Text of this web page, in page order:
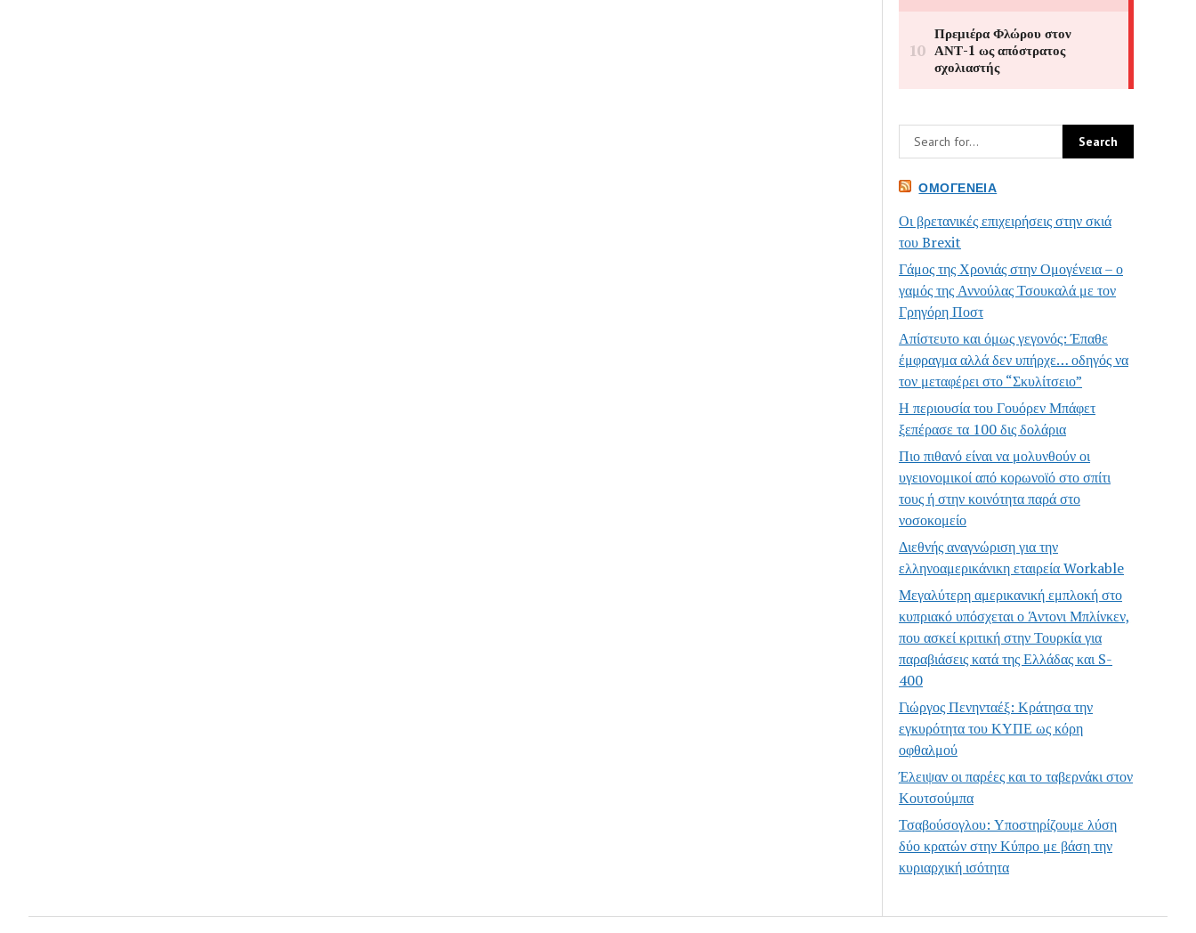
ΟΜΟΓΈΝΕΙΑ
Οι βρετανικές επιχειρήσεις στην σκιά
του Brexit
Γάμος της Χρονιάς στην Ομογένεια – ο
γαμός της Αννούλας Τσουκαλά με τον
Γρηγόρη Ποστ
Απίστευτο και όμως γεγονός: Έπαθε
έμφραγμα αλλά δεν υπήρχε… οδηγός να
τον μεταφέρει στο “Σκυλίτσειο”
Η περιουσία του Γουόρεν Μπάφετ
ξεπέρασε τα 100 δις δολάρια
Πιο πιθανό είναι να μολυνθούν οι
υγειονομικοί από κορωνοϊό στο σπίτι
τους ή στην κοινότητα παρά στο
νοσοκομείο
Διεθνής αναγνώριση για την
ελληνοαμερικάνικη εταιρεία Workable
Μεγαλύτερη αμερικανική εμπλοκή στο
κυπριακό υπόσχεται ο Άντονι Μπλίνκεν,
που ασκεί κριτική στην Τουρκία για
παραβιάσεις κατά της Ελλάδας και S-
400
Γιώργος Πενηνταέξ: Κράτησα την
εγκυρότητα του ΚΥΠΕ ως κόρη
οφθαλμού
Έλειψαν οι παρέες και το ταβερνάκι στον
Κουτσούμπα
Τσαβούσογλου: Υποστηρίζουμε λύση
δύο κρατών στην Κύπρο με βάση την
κυριαρχική ισότητα